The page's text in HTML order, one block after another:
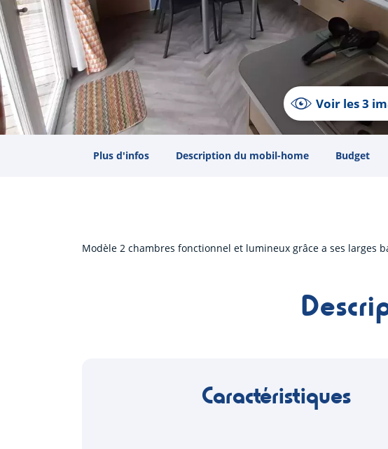
Voir les 3
Plus d'infos Description du mobil-home Budget
Modèle 2 chambres fonctionnel et lumineux grâce a ses larges
Caractéristiques